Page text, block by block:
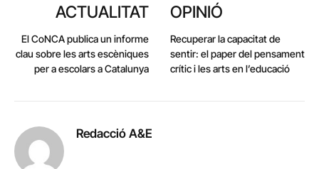
ACTUALITAT
El CoNCA publica un informe
clau sobre les arts escèniques
per a escolars a Catalunya
OPINIÓ
Recuperar la capacitat de
sentir: el paper del pensament
crític i les arts en l’educació
Redacció A&E